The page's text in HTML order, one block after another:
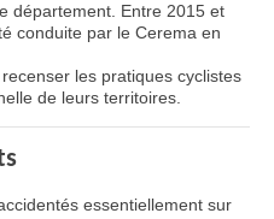
département. Entre 2015 et
conduite par le Cerema en
les pratiques cyclistes
de leurs territoires.
essentiellement sur